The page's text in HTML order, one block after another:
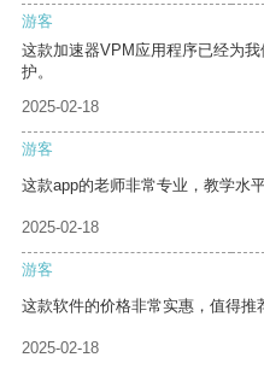
游客
这款加速器VPM应用程序已经为
护。
2025-02-18
游客
这款app的老师非常专业，教学水
2025-02-18
游客
这款软件的价格非常实惠，值得推
2025-02-18